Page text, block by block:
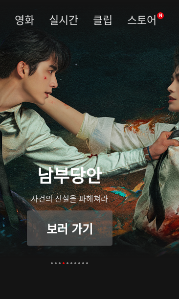
영화 실시간 클립 스토어 N
남부당안
사건의 진실을 파헤쳐라
보러 가기